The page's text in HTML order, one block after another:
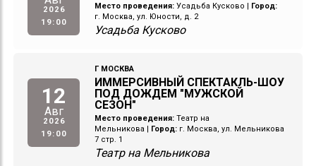
2026
19:00
Место проведения: Усадьба Кусково
Город:
г. Москва, ул. Юности, д. 2
Усадьба Кусково
12
Авг
2026
19:00
Г МОСКВА
ИММЕРСИВНЫЙ СПЕКТАКЛЬ-ШОУ
ПОД ДОЖДЕМ "МУЖСКОЙ
СЕЗОН"
Место проведения: Театр на
Мельникова
Город: г. Москва, ул. Мельникова
7 стр. 1
Театр на Мельникова